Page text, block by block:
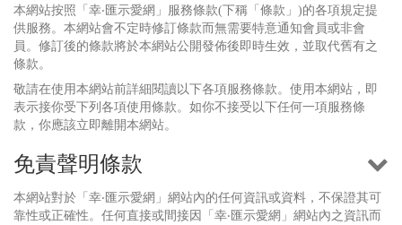
本網站按照「幸‧匯示愛網」服務條款(下稱「條款」)的各項規定提
供服務。本網站會不定時修訂條款而無需要特意通知會員或非會
員。修訂後的條款將於本網站公開發佈後即時生效，並取代舊有之
條款。
敬請在使用本網站前詳細閱讀以下各項服務條款。使用本網站，即
表示接你受下列各項使用條款。如你不接受以下任何一項服務條
款，你應該立即離開本網站。
免責聲明條款
本網站對於「幸‧匯示愛網」網站內的任何資訊或資料，不保證其可
靠性或正確性。任何直接或間接因「幸‧匯示愛網」網站內之資訊而